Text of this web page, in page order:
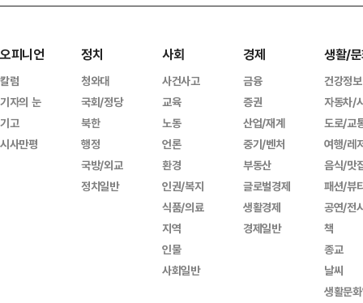
오피니언
칼럼
기자의 눈
기고
시사만평
정치
청와대
국회/정당
북한
행정
국방/외교
정치일반
사회
사건사고
교육
노동
언론
환경
인권/복지
식품/의료
지역
인물
사회일반
경제
금융
증권
산업/재계
중기/벤처
부동산
글로벌경제
생활경제
경제일반
생활/
건강정보
자동차/
도로/교
여행/레
음식/맛
패션/뷰
공연/전
책
종교
날씨
생활문